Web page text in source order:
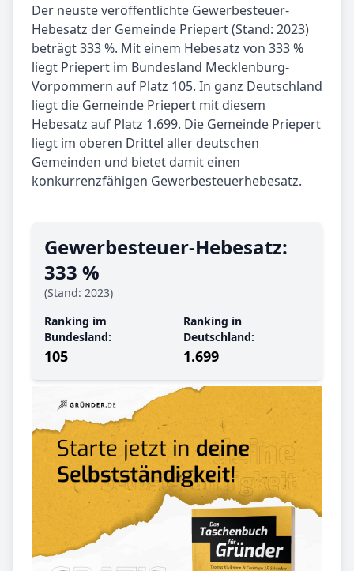
Der neuste veröffentlichte Gewerbesteuer-
Hebesatz der Gemeinde Priepert (Stand: 2023)
beträgt 333 %. Mit einem Hebesatz von 333 %
liegt Priepert im Bundesland Mecklenburg-
Vorpommern auf Platz 105. In ganz Deutschland
liegt die Gemeinde Priepert mit diesem
Hebesatz auf Platz 1.699. Die Gemeinde Priepert
liegt im oberen Drittel aller deutschen
Gemeinden und bietet damit einen
konkurrenzfähigen Gewerbesteuerhebesatz.
Gewerbe­steuer-Hebe­satz:
333 %
(Stand: 2023)
Ranking im
Bundesland:
105
Ranking in
Deutschland:
1.699